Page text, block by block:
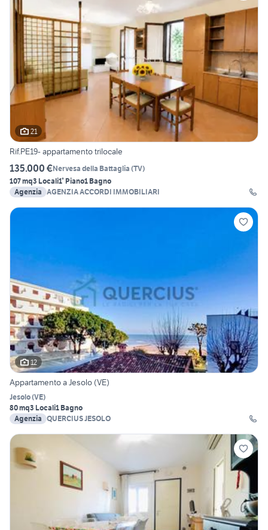
21
Rif.PE19- appartamento trilocale
135.000 €Nervesa della Battaglia (TV)
107 mq3 Locali1° Piano1 Bagno
Agenzia AGENZIA ACCORDI IMMOBILIARI
12
Appartamento a Jesolo (VE)
Jesolo(VE)
80 mq3 Locali1 Bagno
Agenzia QUERCIUS JESOLO